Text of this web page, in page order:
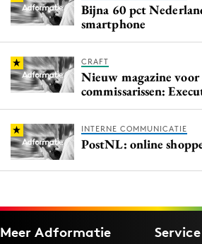
Bijna 60 pct
smartphone
CRAFT
Nieuw magazine
commissarissen:
INTERNE COMMUNICATIE
PostNL: online
Meer Adformatie